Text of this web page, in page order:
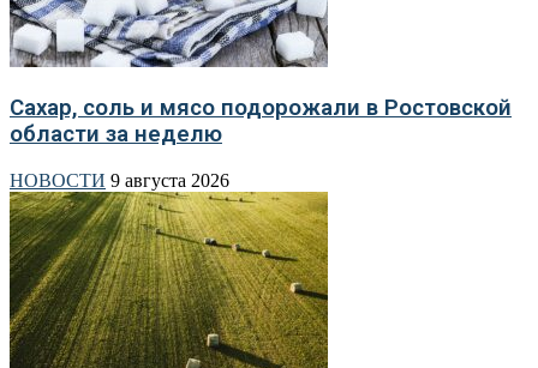
Сахар, соль и мясо подорожали в Ростовской
области за неделю
НОВОСТИ 9 августа 2026